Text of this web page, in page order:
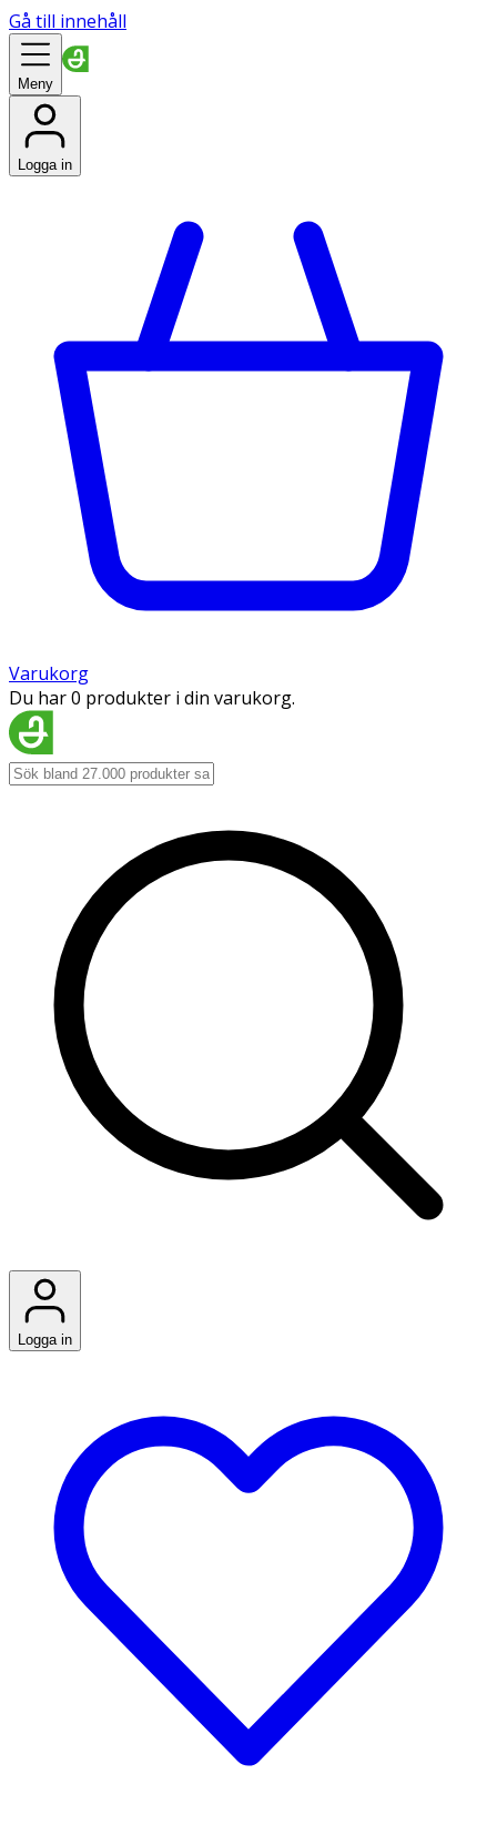
Gå till innehåll
Meny
Logga in
Varukorg
Du har 0 produkter i din varukorg.
Logga in